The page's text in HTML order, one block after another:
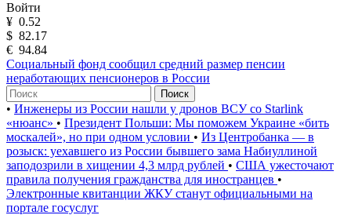
Войти
¥ 0.52
$ 82.17
€ 94.84
Социальный фонд сообщил средний размер пенсии
неработающих пенсионеров в России
Поиск
• Инженеры из России нашли у дронов ВСУ со Starlink
«нюанс» • Президент Польши: Мы поможем Украине «бить
москалей», но при одном условии • Из Центробанка — в
розыск: уехавшего из России бывшего зама Набиуллиной
заподозрили в хищении 4,3 млрд рублей • США ужесточают
правила получения гражданства для иностранцев •
Электронные квитанции ЖКУ станут официальными на
портале госуслуг